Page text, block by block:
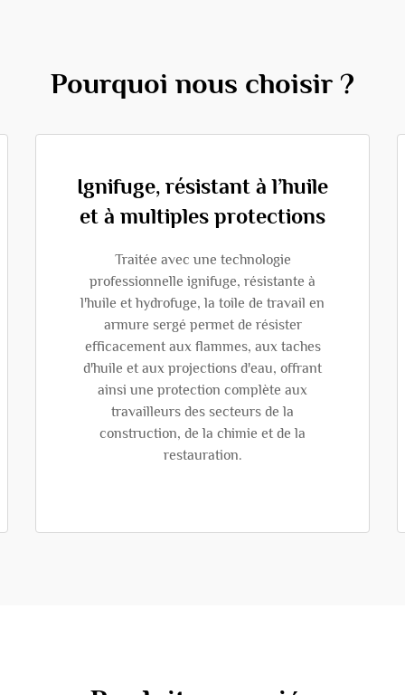
Pourquoi nous choisir ?
Ignifuge, résistant à l’huile
et à multiples protections
Traitée avec une technologie
professionnelle ignifuge, résistante à
l'huile et hydrofuge, la toile de travail en
armure sergé permet de résister
efficacement aux flammes, aux taches
d'huile et aux projections d'eau, offrant
ainsi une protection complète aux
travailleurs des secteurs de la
construction, de la chimie et de la
restauration.